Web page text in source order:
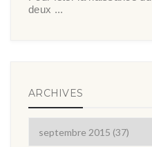
deux ...
ARCHIVES